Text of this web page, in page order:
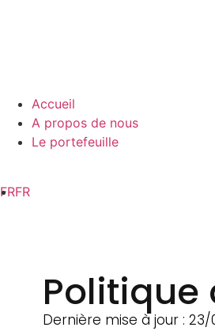
Accueil
A propos de nous
Le portefeuille
FRFR
Dernière mise à jour : 23/